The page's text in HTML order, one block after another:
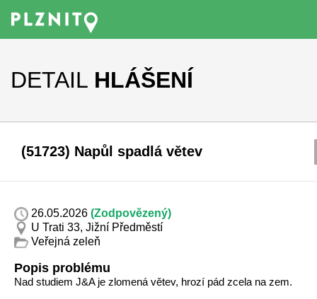
DETAIL HLÁŠENÍ
(51723) Napůl spadlá větev
26.05.2026 (Zodpovězený)
U Trati 33, Jižní Předměstí
Veřejná zeleň
Popis problému
Nad studiem J&A je zlomená větev, hrozí pád zcela na zem.